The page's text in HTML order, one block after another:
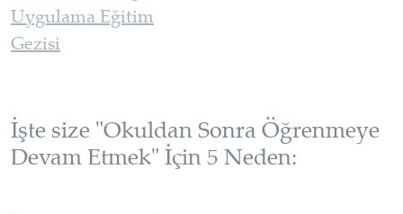
Uygulama Eğitim
Gezisi
İşte size "Okuldan Sonra Öğrenmeye
Devam Etmek" İçin 5 Neden: